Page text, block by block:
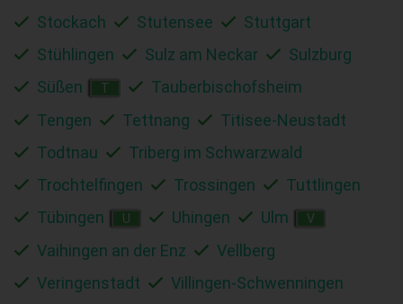
Stockach
Stutensee
Stuttgart
Stühlingen
Sulz am Neckar
Sulzburg
Süßen
T
Tauberbischofsheim
Tengen
Tettnang
Titisee-Neustadt
Todtnau
Triberg im Schwarzwald
Trochtelfingen
Trossingen
Tuttlingen
Tübingen
U Uhingen Ulm V
Vaihingen an der Enz
Vellberg
Veringenstadt
Villingen-Schwenningen